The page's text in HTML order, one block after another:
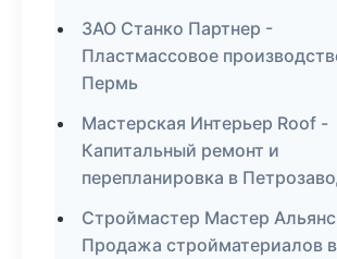
ЗАО Станко Партнер -
Пластмассовое
Пермь
Мастерская Интерьер Roof -
Капитальный ремонт и
перепланировка в
Строймастер Мастер
Продажа стройматериалов